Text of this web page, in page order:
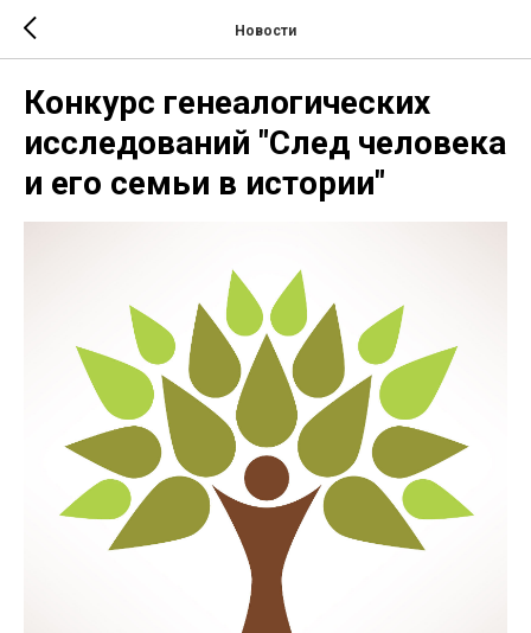
Новости
Конкурс генеалогических
исследований "След человека
и его семьи в истории"